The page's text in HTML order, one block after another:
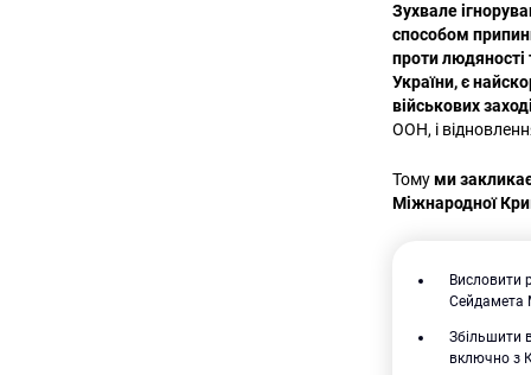
Зухвале
способом
проти
України, є
військових
ООН, і
Томуми
Міжнародної
Висловити
Сейдамета
Збільшити
включно з